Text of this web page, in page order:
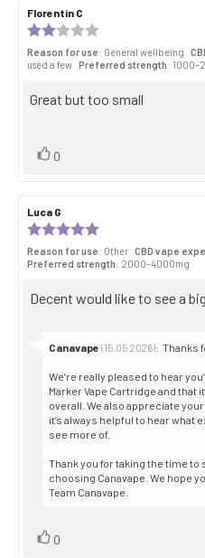
Review
author:
Florentin C
date:
2.0
out
5
Reason for use: General wellbeing
used a few Preferred strength:
Review
Great but too small
Vote
0
Review
author:
Luca G
date:
5.0
out
5
Reason for use: Other CBD vape
Preferred strength: 2000–4000mg
Review
Decent would like to see a
Reply
Canavape (15.05.2026): Thanks
We’re really pleased to hear
Marker Vape Cartridge and that
overall. We also appreciate
it’s always helpful to hear what
see more of.
Thank you for taking the time
choosing Canavape. We hope
Team Canavape.
Vote
0